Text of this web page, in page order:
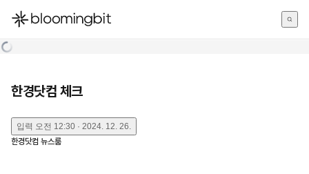
한국어
한경닷컴 체크
입력 오전 12:30 · 2024. 12. 26.
한경닷컴 뉴스룸